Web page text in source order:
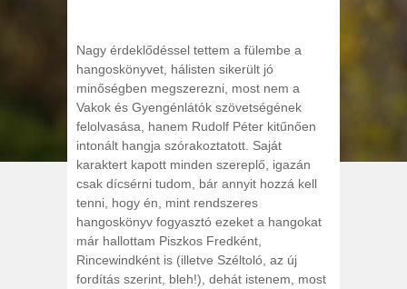
Nagy érdeklődéssel tettem a fülembe a
hangoskönyvet, hálisten sikerült jó
minőségben megszerezni, most nem a
Vakok és Gyengénlátók szövetségének
felolvasása, hanem Rudolf Péter kitűnően
intonált hangja szórakoztatott. Saját
karaktert kapott minden szereplő, igazán
csak dícsérni tudom, bár annyit hozzá kell
tenni, hogy én, mint rendszeres
hangoskönyv fogyasztó ezeket a hangokat
már hallottam Piszkos Fredként,
Rincewindként is (illetve Széltoló, az új
fordítás szerint, bleh!), dehát istenem, most